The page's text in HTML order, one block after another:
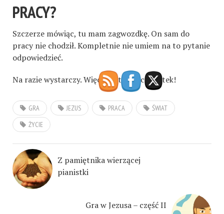
PRACY?
Szczerze mówiąc, tu mam zagwozdkę. On sam do
pracy nie chodził. Kompletnie nie umiem na to pytanie
odpowiedzieć.
Na razie wystarczy. Więcej pytań w czwartek!
GRA JEZUS PRACA
ŚWIAT
ŻYCIE
Z pamiętnika wierzącej
pianistki
Gra w Jezusa – część II